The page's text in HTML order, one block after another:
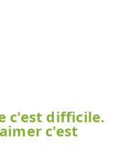
c'est difficile.
c'est